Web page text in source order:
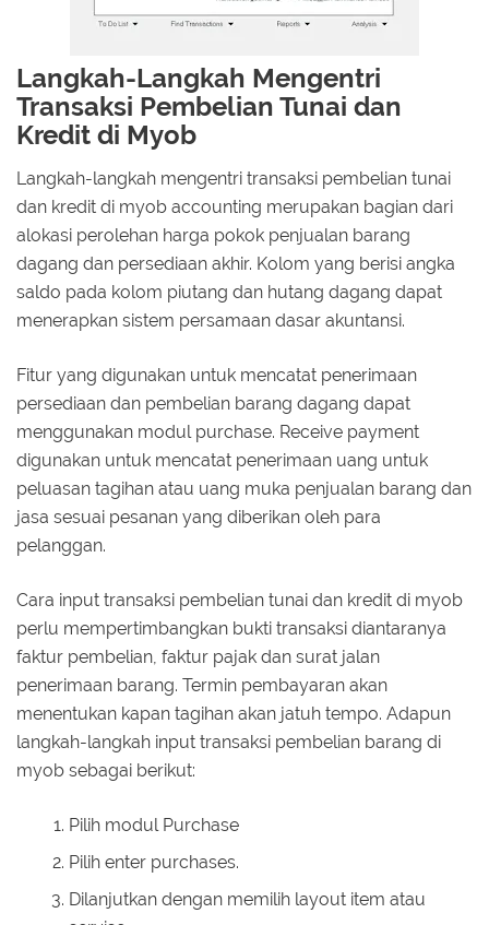
Langkah-Langkah Mengentri
Transaksi Pembelian Tunai dan
Kredit di Myob
Langkah-langkah mengentri transaksi pembelian tunai
dan kredit di myob accounting merupakan bagian dari
alokasi perolehan harga pokok penjualan barang
dagang dan persediaan akhir. Kolom yang berisi angka
saldo pada kolom piutang dan hutang dagang dapat
menerapkan sistem persamaan dasar akuntansi.
Fitur yang digunakan untuk mencatat penerimaan
persediaan dan pembelian barang dagang dapat
menggunakan modul purchase. Receive payment
digunakan untuk mencatat penerimaan uang untuk
peluasan tagihan atau uang muka penjualan barang dan
jasa sesuai pesanan yang diberikan oleh para
pelanggan.
Cara input transaksi pembelian tunai dan kredit di myob
perlu mempertimbangkan bukti transaksi diantaranya
faktur pembelian, faktur pajak dan surat jalan
penerimaan barang. Termin pembayaran akan
menentukan kapan tagihan akan jatuh tempo. Adapun
langkah-langkah input transaksi pembelian barang di
myob sebagai berikut:
Pilih modul Purchase
Pilih enter purchases.
Dilanjutkan dengan memilih layout item atau